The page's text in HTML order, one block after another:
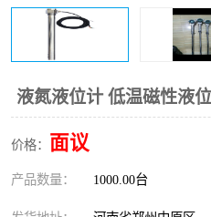
液氮液位计 低温磁性液
价格： 面议
产品数量： 1000.00台
智能锅炉水位计